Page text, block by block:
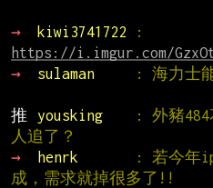
→
kiwi3741722
https://i.imgur.com/
→
sulaman
: 海力士
推
yousking
: 外豬484
人追了？
→
henrk
: 若今年
成，需求就掉很多了!!